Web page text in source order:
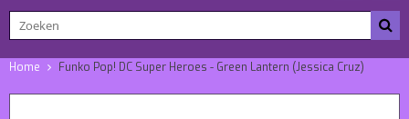
Home Funko Pop! DC Super Heroes - Green Lantern (Jessica Cruz)